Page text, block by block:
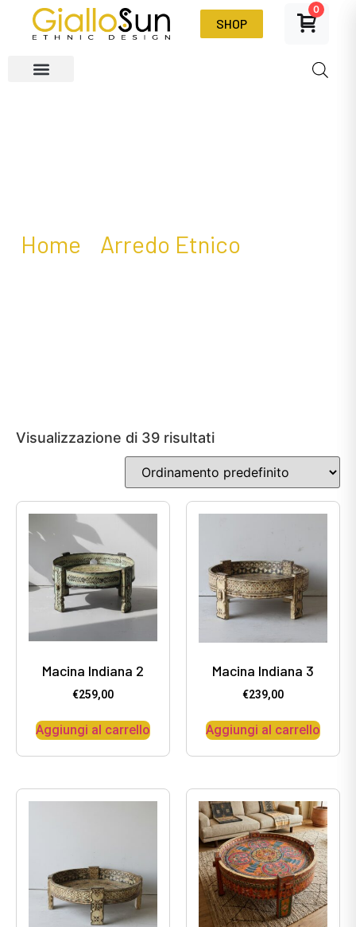
SHOP
0
Home Arredo Etnico
Visualizzazione di 39 risultati
Macina Indiana 2
€259,00
Aggiungi al carrello
Macina Indiana 3
€239,00
Aggiungi al carrello